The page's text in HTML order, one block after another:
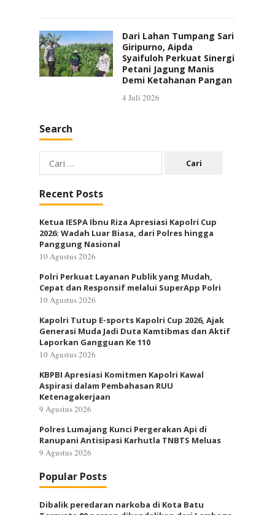
Dari Lahan Tumpang Sari
Giripurno, Aipda
Syaifuloh Perkuat Sinergi
Petani Jagung Manis
Demi Ketahanan Pangan
4 Juli 2026
Search
Cari
untuk:
Recent Posts
Ketua IESPA Ibnu Riza Apresiasi Kapolri Cup
2026: Wadah Luar Biasa, dari Polres hingga
Panggung Nasional
10 Agustus 2026
Polri Perkuat Layanan Publik yang Mudah,
Cepat dan Responsif melalui SuperApp Polri
10 Agustus 2026
Kapolri Tutup E-sports Kapolri Cup 2026, Ajak
Generasi Muda Jadi Duta Kamtibmas dan Aktif
Laporkan Gangguan Ke 110
10 Agustus 2026
KBPBI Apresiasi Komitmen Kapolri Kawal
Aspirasi dalam Pembahasan RUU
Ketenagakerjaan
9 Agustus 2026
Polres Lumajang Kunci Pergerakan Api di
Ranupani Antisipasi Karhutla TNBTS Meluas
9 Agustus 2026
Popular Posts
Dibalik peredaran narkoba di Kota Batu